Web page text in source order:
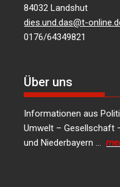
84032 Landshut
dies.und.das@t-
0176/64349821
Über uns
Informationen aus
Umwelt – Gesellschaft
und Niederbayern …